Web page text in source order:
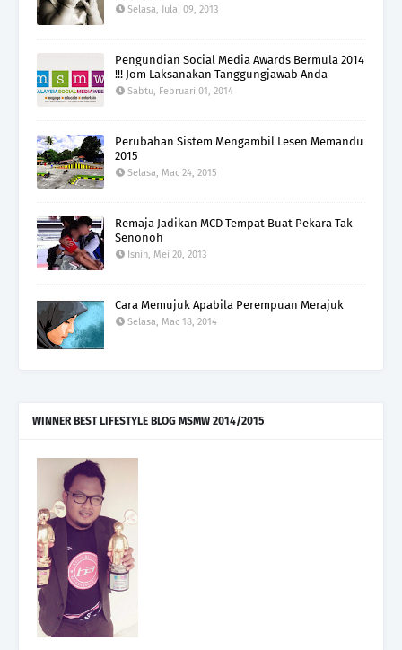
Selasa, Julai 09, 2013
Pengundian Social Media Awards Bermula 2014
!!! Jom Laksanakan Tanggungjawab Anda
Sabtu, Februari 01, 2014
Perubahan Sistem Mengambil Lesen Memandu
2015
Selasa, Mac 24, 2015
Remaja Jadikan MCD Tempat Buat Pekara Tak
Senonoh
Isnin, Mei 20, 2013
Cara Memujuk Apabila Perempuan Merajuk
Selasa, Mac 18, 2014
WINNER BEST LIFESTYLE BLOG MSMW 2014/2015